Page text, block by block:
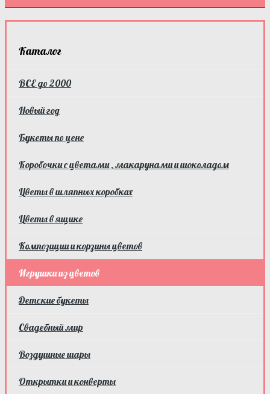
Каталог
ВСЕ до 2000
Новый год
Букеты по цене
Коробочки с цветами , макарунами и шоколадом
Цветы в шляпных коробках
Цветы в ящике
Композиции и корзины цветов
Игрушки из цветов
Детские букеты
Свадебный мир
Воздушные шары
Открытки и конверты